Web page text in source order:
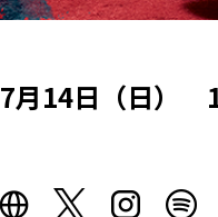
7月14日（日）